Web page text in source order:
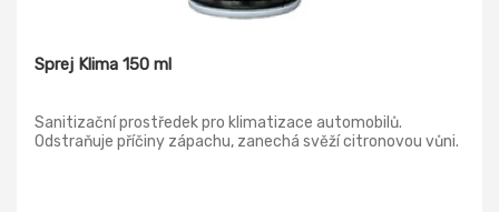
Sprej Klima 150 ml
Sanitizační prostředek pro klimatizace automobilů.
Odstraňuje příčiny zápachu, zanechá svěží citronovou vůni.